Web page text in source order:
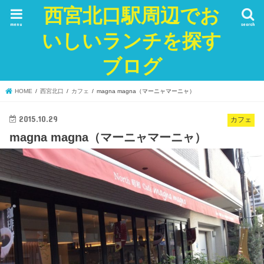
西宮北口駅周辺でお
いしいランチを探す
ブログ
search
menu
HOME 西宮北口 カフェ magna magna（マーニャマーニャ）
カフェ
2015.10.29
magna magna（マーニャマーニャ）